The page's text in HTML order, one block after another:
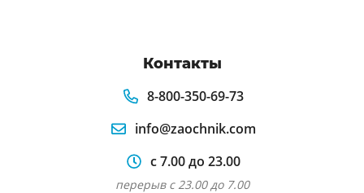
Контакты
8-800-350-69-73
info@zaochnik.com
с 7.00 до 23.00
перерыв с 23.00 до 7.00